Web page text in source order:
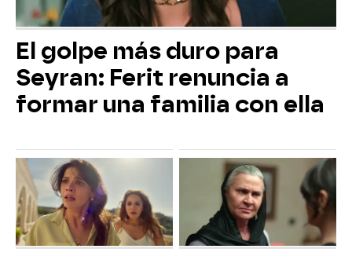
El golpe más duro para
Seyran: Ferit renuncia a
formar una familia con ella